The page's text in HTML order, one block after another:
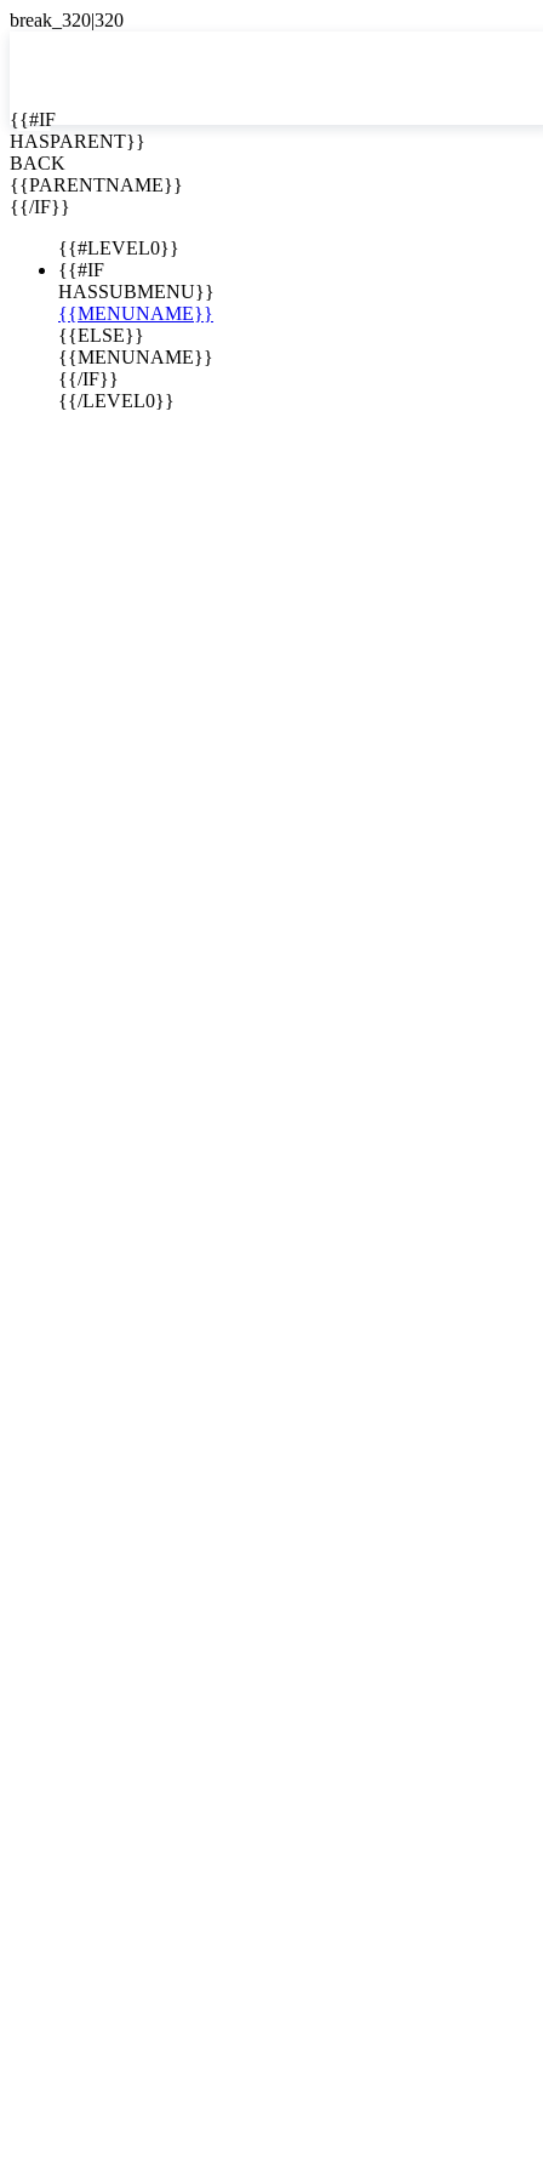

EN
ES
{{#IF
HASPARENT}}
BACK
{{PARENTNAME}}
{{/IF}}
{{#LEVEL0}}
{{#IF
HASSUBMENU}}
{{MENUNAME}}
{{ELSE}}
{{MENUNAME}}
{{/IF}}
{{/LEVEL0}}